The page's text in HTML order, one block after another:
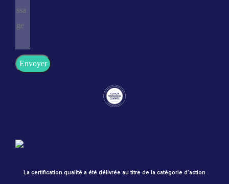
Envoyer
La certification qualité a été délivrée au titre de la catégorie d’action